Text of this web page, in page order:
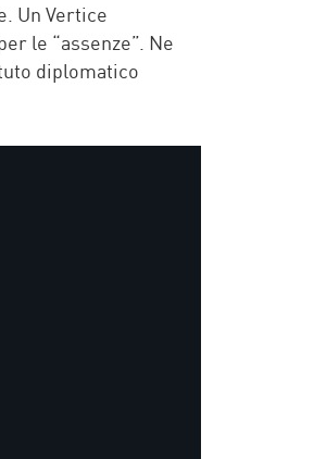
Un Vertice
le “assenze”. Ne
diplomatico